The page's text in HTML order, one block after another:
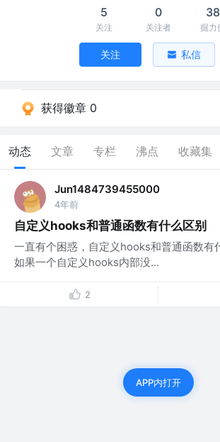
5
关注
0
关注者
38
掘力
关注 私信
获得徽章 0
动态 文章 专栏 沸点 收藏集
Jun1484739455000
4年前
自定义hooks和普通函数有什么区别
一直有个困惑，自定义hooks和普通函数有
如果一个自定义hooks内部没...
2
APP内打开